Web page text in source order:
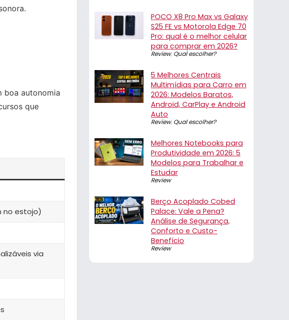
boa autonomia
que
no estojo)
via
POCO X8 Pro Max vs Galaxy
S25 FE vs Motorola Edge 70
Pro: qual é o melhor celular
para comprar em 2026?
Review, Qual escolher?
5 Melhores Centrais
Multimídias para Carro em
2026: Modelos Baratos,
Android, CarPlay e Android
Auto
Review, Qual escolher?
Melhores Notebooks para
Produtividade em 2026: 5
Modelos para Trabalhar e
Estudar
Review
Berço Acoplado Cobed
Palace: Vale a Pena?
Análise de Segurança,
Conforto e Custo-
Benefício
Review